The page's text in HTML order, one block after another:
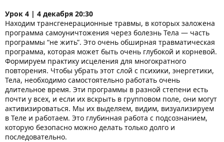
Урок 4 | 4 декабря 20:30
Находим трансгенерационные травмы, в которых заложена
программа самоуничтожения через болезнь Тела — часть
программы “не жить”. Это очень обширная травматическая
программа, которая может быть очень глубокой и корневой.
Формируем практику исцеления для многократного
повторения. Чтобы убрать этот слой с психики, энергетики,
Тела, необходимо самостоятельно работать очень
длительное время. Эти программы в разной степени есть
почти у всех, и если их вскрыть в групповом поле, они могут
активизироваться. Мы их выделяем, видим, визуализируем
в Теле и работаем. Это глубинная работа с подсознанием,
которую безопасно можно делать только долго и
последовательно.